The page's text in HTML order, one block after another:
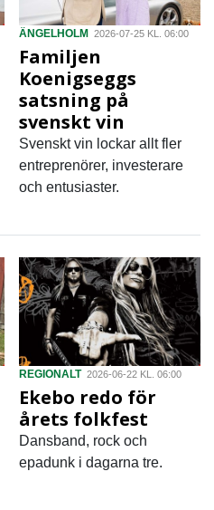
ÄNGELHOLM 2026-07-25 KL. 06:00
Familjen
Koenigseggs
satsning på
svenskt vin
Svenskt vin lockar allt fler
entreprenörer, investerare
och entusiaster.
REGIONALT 2026-06-22 KL. 06:00
Ekebo redo för
årets folkfest
Dansband, rock och
epadunk i dagarna tre.